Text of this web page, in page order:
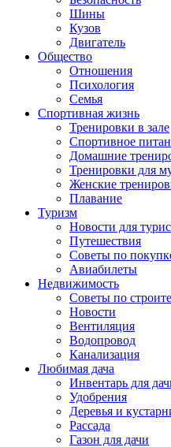
Шины
Кузов
Двигатель
Общество
Отношения
Психология
Семья
Спортивная жизнь
Тренировки в зале
Спортивное
Домашние
Тренировки для
Женские
Плавание
Туризм
Новости для
Путешествия
Советы по
Авиабилеты
Недвижимость
Советы по
Новости
Вентиляция
Водопровод
Канализация
Любимая дача
Инвентарь для
Удобрения
Деревья и
Рассада
Газон для дачи